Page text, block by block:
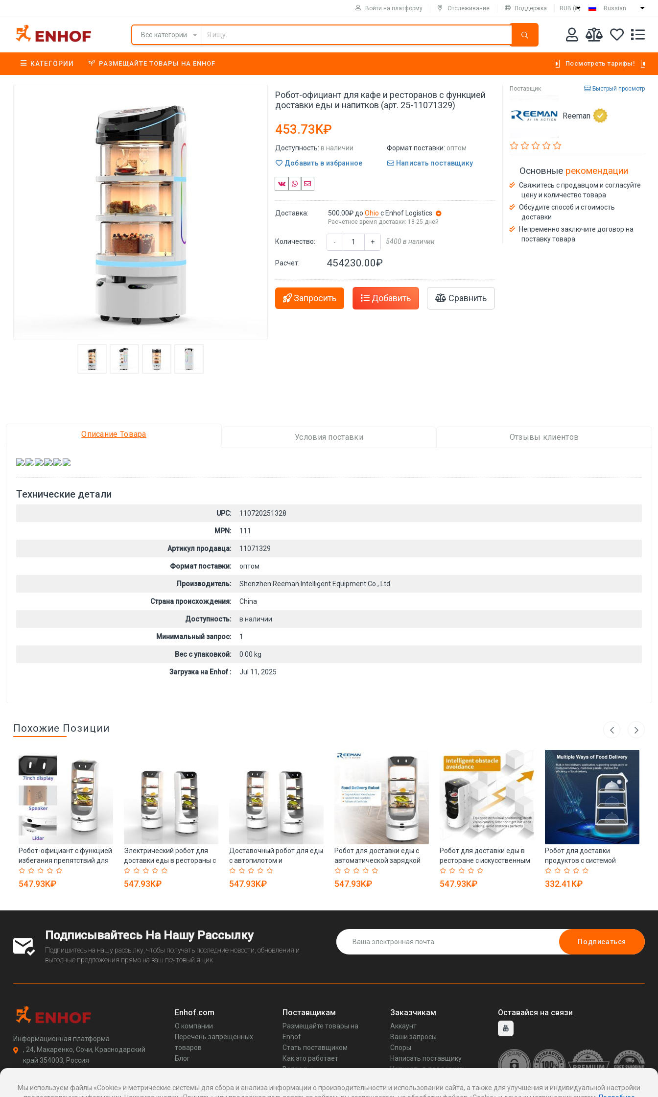
Войти на платформу Отслеживание Поддержка RUB (₽) Russian
Все категории
КАТЕГОРИИ РАЗМЕЩАЙТЕ ТОВАРЫ НА ENHOF Посмотреть тарифы!
Робот-официант для кафе и ресторанов с функцией
доставки еды и напитков (арт. 25-11071329)
453.73K₽
Доступность: в наличии Формат поставки: оптом
Добавить в избранное
Написать поставщику
Доставка: 500.00₽ доOhioс Enhof Logistics
Расчетное время доставки: 18-25 дней
Количество: - + 5400 в наличии
Расчет: 454230.00₽
Запросить Добавить Сравнить
Поставщик Быстрый просмотр
Reeman
Основные рекомендации
Свяжитесь с продавцом и согласуйте
цену и количество товара
Обсудите способ и стоимость
доставки
Непременно заключите договор на
поставку товара
Описание Товара Условия поставки Отзывы клиентов
, , , , ,
Технические детали
UPC: 110720251328
MPN: 111
Артикул продавца: 11071329
Формат поставки: оптом
Производитель: Shenzhen Reeman Intelligent Equipment Co., Ltd
Страна происхождения: China
Доступность: в наличии
Минимальный запрос: 1
Вес с упаковкой: 0.00 kg
Загрузка на Enhof : Jul 11, 2025
Похожие Позиции
Робот-официант с функцией
избегания препятствий для
доставки еды в рестораны и
отели (арт. 25-11071287)
547.93K₽
Электрический робот для
доставки еды в рестораны с
автономной зарядкой (арт.
25-11071292)
547.93K₽
Доставочный робот для еды
с автопилотом и
креативным дизайном (арт.
25-11071351)
547.93K₽
Робот для доставки еды с
автоматической зарядкой
(арт. 25-11071291)
547.93K₽
Робот для доставки еды в
ресторане с искусственным
интеллектом (арт. 25-
11071344)
547.93K₽
Робот для доставки
продуктов с системой
предотвращения
препятствий (арт. 2811533)
332.41K₽
Подписывайтесь На Нашу Рассылку
Подпишитесь на нашу рассылку, чтобы получать последние новости, обновления и
выгодные предложения прямо на ваш почтовый ящик.
Подписаться
Информационная платформа
, 24, Макаренко, Сочи, Краснодарский
край 354003, Россия
http://enhof.com
Enhof.com
О компании
Перечень запрещенных
товаров
Блог
Поставщикам
Размещайте товары на
Enhof
Стать поставщиком
Как это работает
Вопросы
Заказчикам
Аккаунт
Ваши запросы
Споры
Написать поставщику
Написать в поддержку
Оставайся на связи
Мы используем файлы «Cookie» и метрические системы для сбора и анализа информации о производительности и использовании сайта, а также для улучшения и индивидуальной настройки